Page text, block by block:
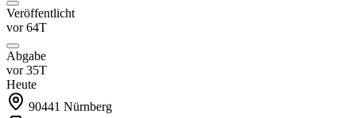
Veröffentlicht
vor 64T
Abgabe
vor 35T
Heute
90441 Nürnberg